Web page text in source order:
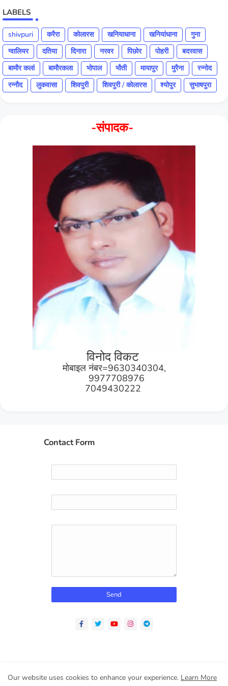
LABELS
shivpuri करैरा कोलारस खनियाधाना खनियांधाना
गुना
ग्वालियर
दतिया दिनारा नरवर पिछोर पोहरी
बदरवास
बामौर कलां
बामौरकला भोपाल भौती मायापुर मुरैना
रन्नोद
रन्नौद
लुकवासा शिवपुरी शिवपुरी / कोलारस श्योपुर सुभाषपुरा
-संपादक-
विनोद विकट
मोबाइल नंबर=9630340304,
9977708976
7049430222
Contact Form
Our website uses cookies to enhance your experience. Learn More